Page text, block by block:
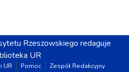
Rzeszowskiego redaguje
UR
UR Pomoc
Zespół Redakcyjny